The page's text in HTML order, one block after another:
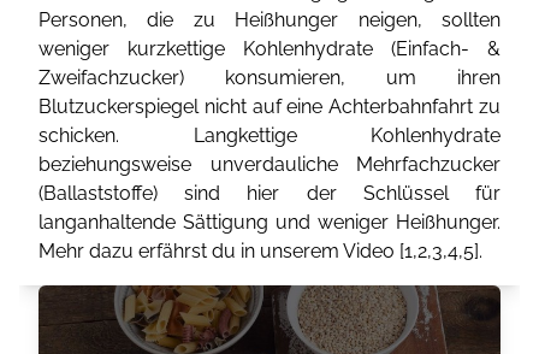
Personen, die zu Heißhunger neigen, sollten
weniger kurzkettige Kohlenhydrate (Einfach- &
Zweifachzucker) konsumieren, um ihren
Blutzuckerspiegel nicht auf eine Achterbahnfahrt zu
schicken. Langkettige Kohlenhydrate
beziehungsweise unverdauliche Mehrfachzucker
(Ballaststoffe) sind hier der Schlüssel für
langanhaltende Sättigung und weniger Heißhunger.
Mehr dazu erfährst du in unserem Video [1,2,3,4,5].